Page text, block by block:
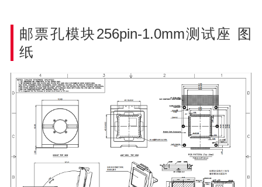
邮票孔模块256pin-1.0mm测试座 图
纸